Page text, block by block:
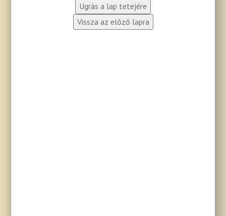
Ugrás a lap tetejére
Vissza az előző lapra